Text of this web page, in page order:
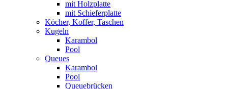
mit Holzplatte
mit Schieferplatte
Köcher, Koffer, Taschen
Kugeln
Karambol
Pool
Queues
Karambol
Pool
Queuebrücken